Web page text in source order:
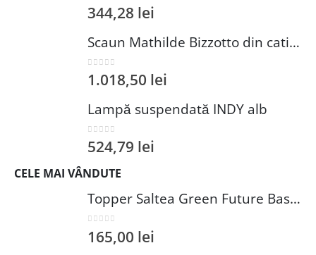
0out of 5
344,28 lei
Scaun Mathilde Bizzotto din catifea grej 48x46x96 cm cu structură din lemn de mesteacăn pentru eleganță și confort în interior
0out of 5
1.018,50 lei
Lampă suspendată INDY alb
0out of 5
524,79 lei
CELE MAI VÂNDUTE
Topper Saltea Green Future Basic Confort 80x190 cm Spuma Poliuretanica Elastica Husa PES 100%
0out of 5
165,00 lei